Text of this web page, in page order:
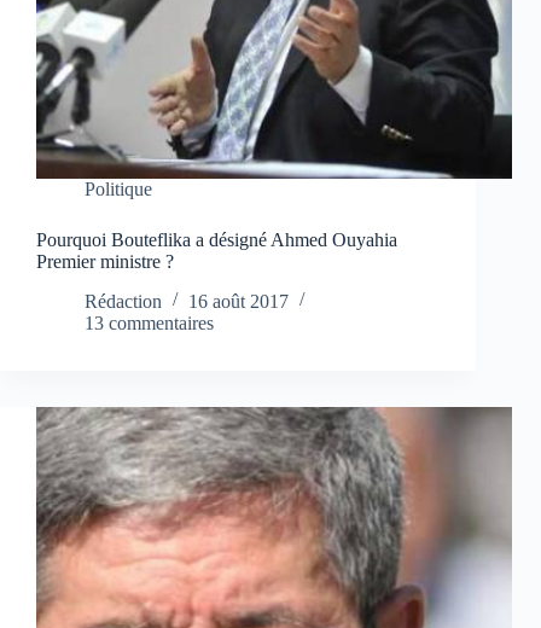
Politique
Pourquoi Bouteflika a désigné Ahmed Ouyahia
Premier ministre ?
Rédaction
16 août 2017
13 commentaires